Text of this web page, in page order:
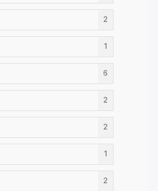
2
1
6
2
2
1
2